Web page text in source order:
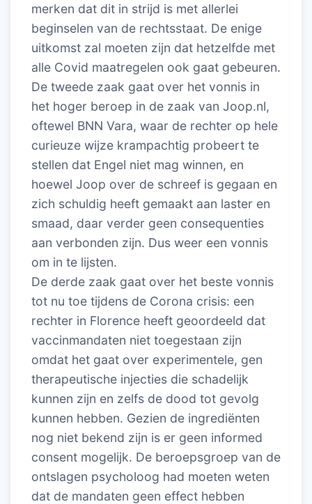
merken dat dit in strijd is met allerlei
beginselen van de rechtsstaat. De enige
uitkomst zal moeten zijn dat hetzelfde met
alle Covid maatregelen ook gaat gebeuren.
De tweede zaak gaat over het vonnis in
het hoger beroep in de zaak van Joop.nl,
oftewel BNN Vara, waar de rechter op hele
curieuze wijze krampachtig probeert te
stellen dat Engel niet mag winnen, en
hoewel Joop over de schreef is gegaan en
zich schuldig heeft gemaakt aan laster en
smaad, daar verder geen consequenties
aan verbonden zijn. Dus weer een vonnis
om in te lijsten.
De derde zaak gaat over het beste vonnis
tot nu toe tijdens de Corona crisis: een
rechter in Florence heeft geoordeeld dat
vaccinmandaten niet toegestaan zijn
omdat het gaat over experimentele, gen
therapeutische injecties die schadelijk
kunnen zijn en zelfs de dood tot gevolg
kunnen hebben. Gezien de ingrediënten
nog niet bekend zijn is er geen informed
consent mogelijk. De beroepsgroep van de
ontslagen psycholoog had moeten weten
dat de mandaten geen effect hebben